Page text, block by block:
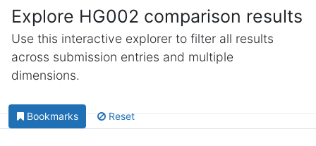
Explore HG002 comparison results
Use this interactive explorer to filter all results
across submission entries and multiple
dimensions.
Bookmarks Reset